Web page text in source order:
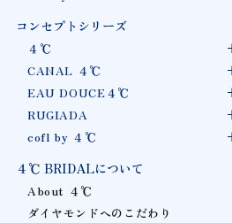
コンセプトシリーズ
４℃
CANAL ４℃
EAU DOUCE４℃
RUGIADA
cofl by ４℃
４℃ BRIDALについて
About ４℃
ダイヤモンドへのこだわり